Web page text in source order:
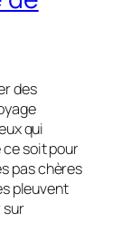
des
qui
soit pour
pas chères
pleuvent
sur